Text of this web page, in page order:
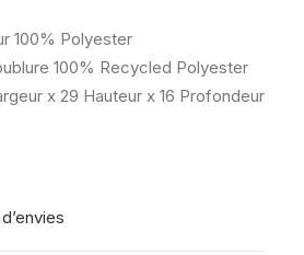
100% Polyester
100% Recycled Polyester
x 29 Hauteur x 16 Profondeur